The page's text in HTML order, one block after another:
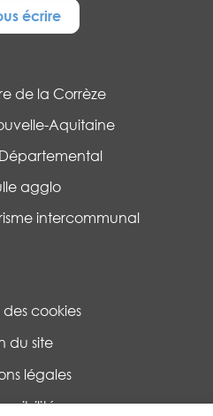
écrire
de la Corrèze
Aquitaine
agglo
intercommunal
des cookies
du site
légales